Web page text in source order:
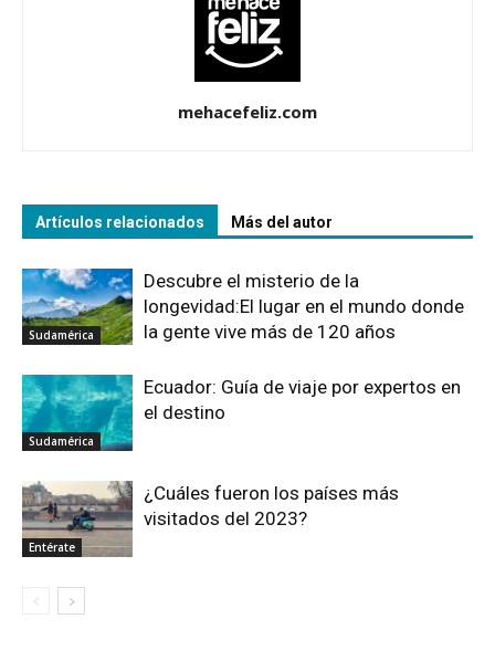
mehacefeliz.com
Artículos relacionados Más del autor
Sudamérica
Descubre el misterio de la
longevidad:El lugar en el mundo donde
la gente vive más de 120 años
Sudamérica
Ecuador: Guía de viaje por expertos en
el destino
Entérate
¿Cuáles fueron los países más
visitados del 2023?